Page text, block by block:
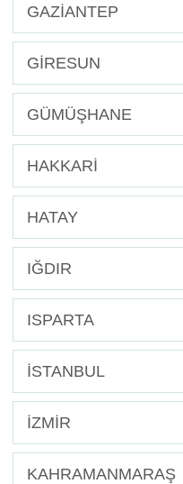
GAZİANTEP
GİRESUN
GÜMÜŞHANE
HAKKARİ
HATAY
IĞDIR
ISPARTA
İSTANBUL
İZMİR
KAHRAMANMARAŞ